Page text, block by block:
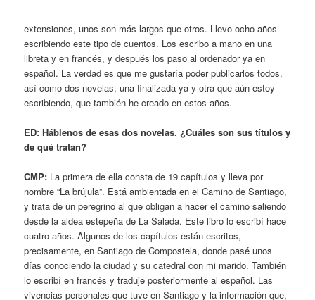
extensiones, unos son más largos que otros. Llevo ocho años
escribiendo este tipo de cuentos. Los escribo a mano en una
libreta y en francés, y después los paso al ordenador ya en
español. La verdad es que me gustaría poder publicarlos todos,
así como dos novelas, una finalizada ya y otra que aún estoy
escribiendo, que también he creado en estos años.
ED: Háblenos de esas dos novelas. ¿Cuáles son sus títulos y
de qué tratan?
CMP: La primera de ella consta de 19 capítulos y lleva por
nombre “La brújula”. Está ambientada en el Camino de Santiago,
y trata de un peregrino al que obligan a hacer el camino saliendo
desde la aldea estepeña de La Salada. Este libro lo escribí hace
cuatro años. Algunos de los capítulos están escritos,
precisamente, en Santiago de Compostela, donde pasé unos
días conociendo la ciudad y su catedral con mi marido. También
lo escribí en francés y traduje posteriormente al español. Las
vivencias personales que tuve en Santiago y la información que,